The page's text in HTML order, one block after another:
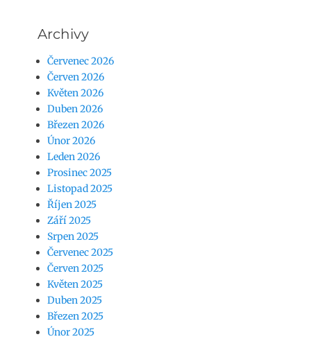
Archivy
Červenec 2026
Červen 2026
Květen 2026
Duben 2026
Březen 2026
Únor 2026
Leden 2026
Prosinec 2025
Listopad 2025
Říjen 2025
Září 2025
Srpen 2025
Červenec 2025
Červen 2025
Květen 2025
Duben 2025
Březen 2025
Únor 2025